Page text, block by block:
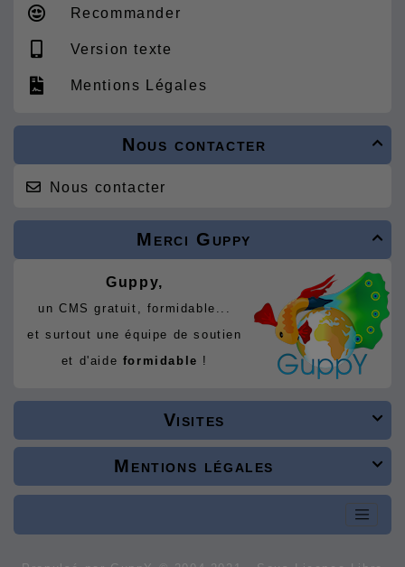
Recommander
Version texte
Mentions Légales

Nous contacter
Nous contacter

Merci Guppy
Guppy,
un CMS gratuit, formidable...
et surtout une équipe de soutien
et d'aide formidable !

Visites

Mentions légales